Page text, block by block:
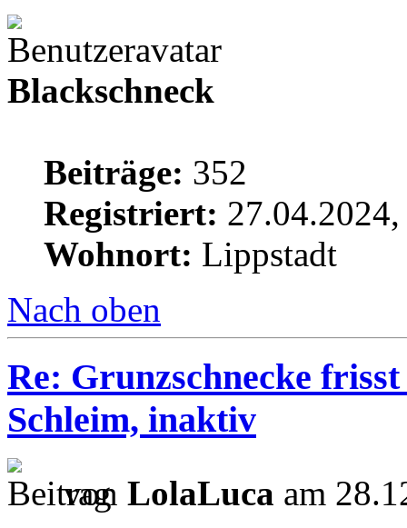
Blackschneck
Beiträge: 352
Registriert:
Wohnort: Lippstadt
Nach oben
Re: Grunzschnecke
Schleim, inaktiv
von LolaLuca am